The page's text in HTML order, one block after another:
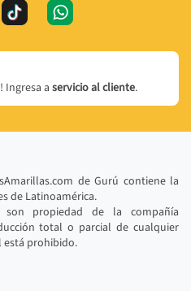
Ingresa a servicio al cliente.
de Gurú contiene la
de Latinoamérica.
son propiedad de la compañía
total o parcial de cualquier
está prohibido.